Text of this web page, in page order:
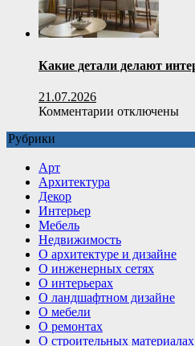
применения
Какие детали делают
21.07.2026
Комментарии котключены
Рубрики
Арт
Архитектура
Декор
Интерьер
Мебель
Недвижимость
О архитектуре и дизайне
О инженерных сетях
О интерьерах
О ландшафтном дизайне
О мебели
О ремонтах
О строительных материалах